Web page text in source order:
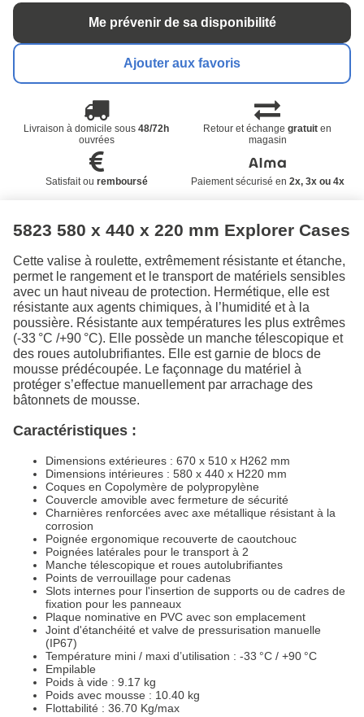
Me prévenir de sa disponibilité
Ajouter aux favoris
Livraison à domicile sous48/72h
ouvrées
Retour et échangegratuit en
magasin
Satisfait ou remboursé Paiement sécurisé en 2x, 3x ou 4x
5823 580 x 440 x 220 mm Explorer Cases
Cette valise à roulette, extrêmement résistante et étanche,
permet le rangement et le transport de matériels sensibles
avec un haut niveau de protection. Hermétique, elle est
résistante aux agents chimiques, à l’humidité et à la
poussière. Résistante aux températures les plus extrêmes
(-33 °C /+90 °C). Elle possède un manche télescopique et
des roues autolubrifiantes. Elle est garnie de blocs de
mousse prédécoupée. Le façonnage du matériel à
protéger s’effectue manuellement par arrachage des
bâtonnets de mousse.
Caractéristiques :
Dimensions extérieures : 670 x 510 x H262 mm
Dimensions intérieures : 580 x 440 x H220 mm
Coques en Copolymère de polypropylène
Couvercle amovible avec fermeture de sécurité
Charnières renforcées avec axe métallique résistant à la
corrosion
Poignée ergonomique recouverte de caoutchouc
Poignées latérales pour le transport à 2
Manche télescopique et roues autolubrifiantes
Points de verrouillage pour cadenas
Slots internes pour l'insertion de supports ou de cadres de
fixation pour les panneaux
Plaque nominative en PVC avec son emplacement
Joint d'étanchéité et valve de pressurisation manuelle
(IP67)
Température mini / maxi d’utilisation : -33 °C / +90 °C
Empilable
Poids à vide : 9.17 kg
Poids avec mousse : 10.40 kg
Flottabilité : 36.70 Kg/max